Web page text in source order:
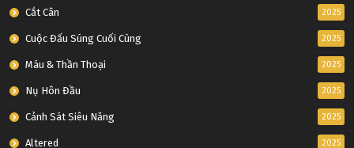
Cắt Cân 2025
Cuộc Đấu Súng Cuối Cùng 2025
Máu & Thần Thoại 2025
Nụ Hôn Đầu 2025
Cảnh Sát Siêu Năng 2025
Altered 2025